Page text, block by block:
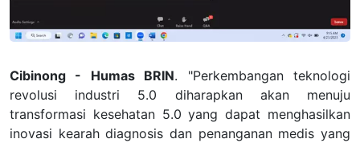
Cibinong - Humas BRIN. "Perkembangan teknologi
revolusi industri 5.0 diharapkan akan menuju
transformasi kesehatan 5.0 yang dapat menghasilkan
inovasi kearah diagnosis dan penanganan medis yang